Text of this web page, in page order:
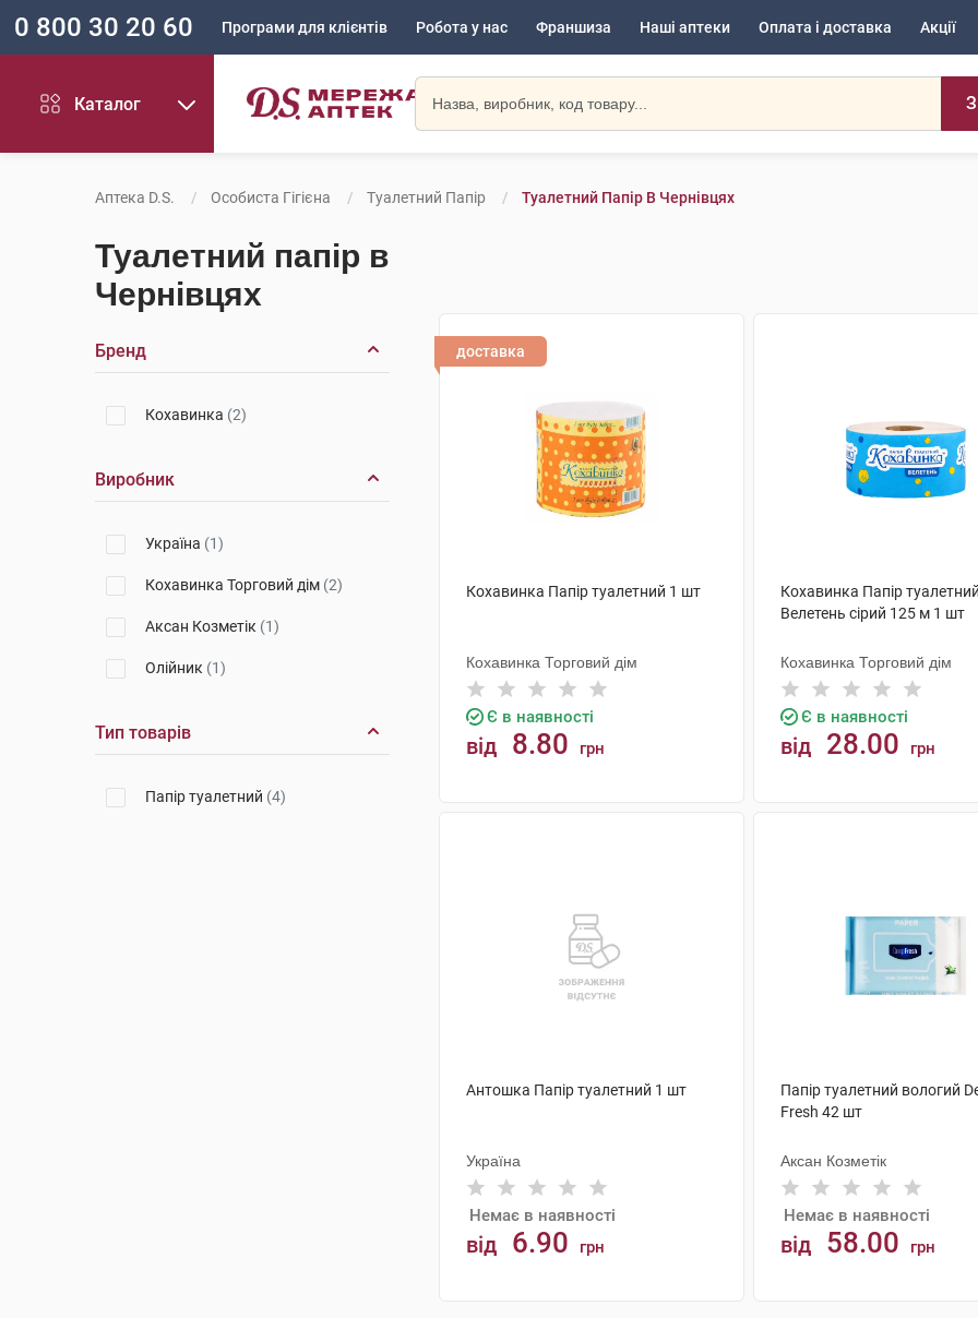
0 800 30 20 60 Програми для клієнтів Робота у нас Франшиза Наші аптеки Оплата і доставка Акції
Каталог
Аптека D.S. Особиста Гігієна Туалетний Папір Туалетний Папір В Чернівцях
Туалетний папір в
Чернівцях
Бренд
Кохавинка (2)
Виробник
Україна (1)
Кохавинка Торговий дім (2)
Аксан Козметік (1)
Олійник (1)
Тип товарів
Папір туалетний (4)
доставка
Кохавинка Папір туалетний 1 шт
Кохавинка Торговий дім
Є в наявності
від 8.80 грн
Кохавинка Папір
Велетень сірий 125 м 1 шт
Кохавинка Торговий дім
Є в наявності
від 28.00 грн
Антошка Папір туалетний 1 шт
Україна
Немає в наявності
від 6.90 грн
Папір туалетний вологий
Fresh 42 шт
Аксан Козметік
Немає в наявності
від 58.00 грн